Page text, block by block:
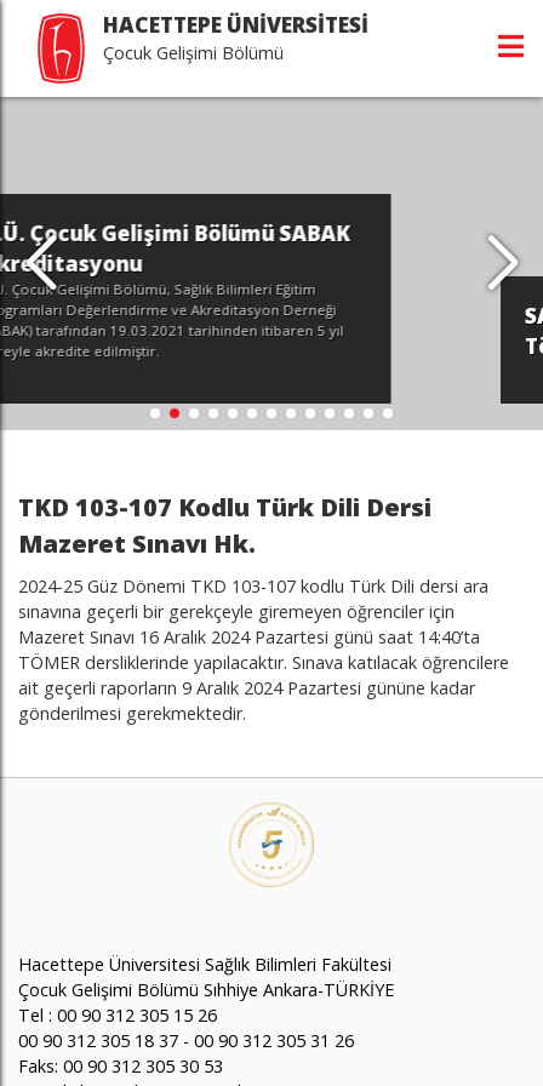
HACETTEPE ÜNİVERSİTESİ
Çocuk Gelişimi Bölümü
SABAK
Eğitim
Derneği
itibaren 5 yıl
SABAK Akreditasyon
Töreni'nden kareler...
TKD 103-107 Kodlu Türk Dili Dersi
Mazeret Sınavı Hk.
2024-25 Güz Dönemi TKD 103-107 kodlu Türk Dili dersi ara
sınavına geçerli bir gerekçeyle giremeyen öğrenciler için
Mazeret Sınavı 16 Aralık 2024 Pazartesi günü saat 14:40’ta
TÖMER dersliklerinde yapılacaktır. Sınava katılacak öğrencilere
ait geçerli raporların 9 Aralık 2024 Pazartesi gününe kadar
gönderilmesi gerekmektedir.
Hacettepe Üniversitesi Sağlık Bilimleri Fakültesi
Çocuk Gelişimi Bölümü Sıhhiye Ankara-TÜRKİYE
Tel : 00 90 312 305 15 26
00 90 312 305 18 37 - 00 90 312 305 31 26
Faks: 00 90 312 305 30 53